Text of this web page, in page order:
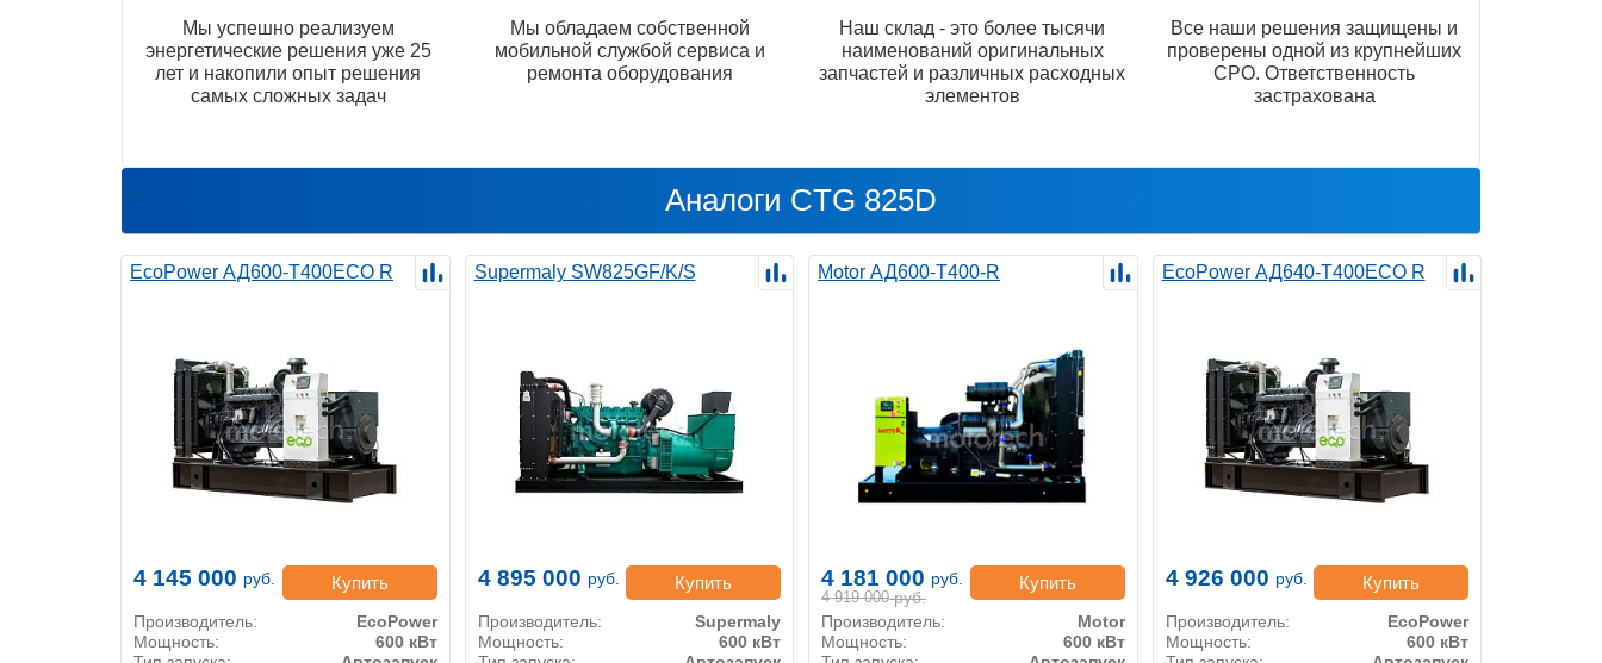
Мы успешно реализуем
энергетические решения уже 25
лет и накопили опыт решения
самых сложных задач
Мы обладаем собственной
мобильной службой сервиса и
ремонта оборудования
Наш склад - это более тысячи
наименований оригинальных
запчастей и различных расходных
элементов
Все наши решения защищены и
проверены одной из крупнейших
СРО. Ответственность
застрахована
Аналоги CTG 825D
EcoPower АД600-T400ECO R
4 145 000 руб. Купить
Производитель:
EcoPower
Мощность:
600 кВт
Supermaly SW825GF/K/S
4 895 000 руб. Купить
Производитель:
Supermaly
Мощность:
600 кВт
Motor АД600-Т400-R
4 919 000 руб.
4 181 000 руб. Купить
Производитель:
Motor
Мощность:
600 кВт
EcoPower АД640-T400ECO R
4 926 000 руб. Купить
Производитель:
EcoPower
Мощность:
600 кВт